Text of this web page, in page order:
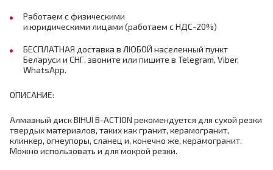
Работаем с физическими
и юридическими лицами (работаем с НДС-20%)
БЕСПЛАТНАЯ доставка в ЛЮБОЙ населенный пункт
Беларуси и СНГ, звоните или пишите в Telegram, Viber,
WhatsApp.
ОПИСАНИЕ:
Алмазный диск BIHUI B-ACTION рекомендуется для сухой резки
твердых материалов, таких как гранит, керамогранит,
клинкер, огнеупоры, сланец и, конечно же, керамогранит.
Можно использовать и для мокрой резки.